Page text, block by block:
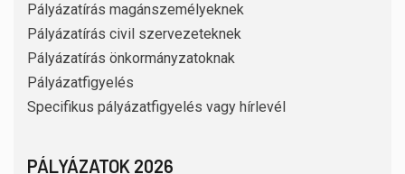
Pályázatírás magánszemélyeknek
Pályázatírás civil szervezeteknek
Pályázatírás önkormányzatoknak
Pályázatfigyelés
Specifikus pályázatfigyelés vagy hírlevél
PÁLYÁZATOK 2026